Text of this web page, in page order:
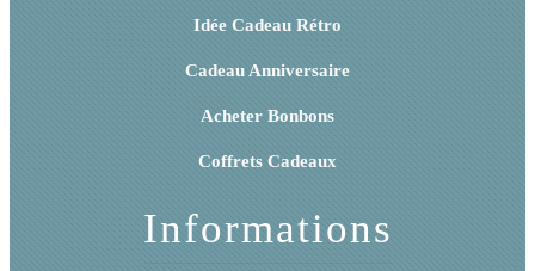
Idée Cadeau Rétro
Cadeau Anniversaire
Acheter Bonbons
Coffrets Cadeaux
Informations